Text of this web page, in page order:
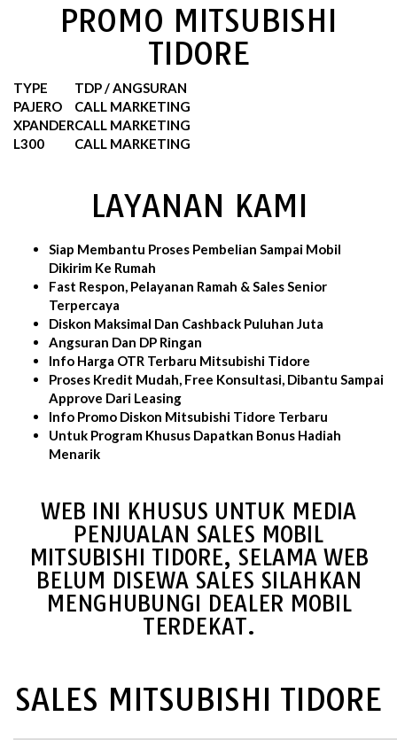
PROMO MITSUBISHI
TIDORE
TYPE
TDP / ANGSURAN
PAJERO
CALL MARKETING
XPANDERCALL MARKETING
L300
CALL MARKETING
LAYANAN KAMI
Siap Membantu Proses Pembelian Sampai Mobil
Dikirim Ke Rumah
Fast Respon, Pelayanan Ramah & Sales Senior
Terpercaya
Diskon Maksimal Dan Cashback Puluhan Juta
Angsuran Dan DP Ringan
Info Harga OTR Terbaru Mitsubishi Tidore
Proses Kredit Mudah, Free Konsultasi, Dibantu Sampai
Approve Dari Leasing
Info Promo Diskon Mitsubishi Tidore Terbaru
Untuk Program Khusus Dapatkan Bonus Hadiah
Menarik
WEB INI KHUSUS UNTUK MEDIA
PENJUALAN SALES MOBIL
MITSUBISHI TIDORE, SELAMA WEB
BELUM DISEWA SALES SILAHKAN
MENGHUBUNGI DEALER MOBIL
TERDEKAT.
SALES MITSUBISHI TIDORE